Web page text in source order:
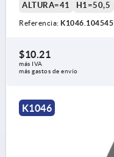
ALTURA=41
H1=50,5
Referencia: K1046.104545
$10.21
más IVA
más gastos de envío
K1046